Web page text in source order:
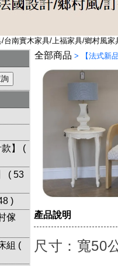
/台南實木家具/上福家具/鄉村風
】
(
( 53
)
傢
組 (
全部商品 > 【法式新
產品說明
尺寸：寬50